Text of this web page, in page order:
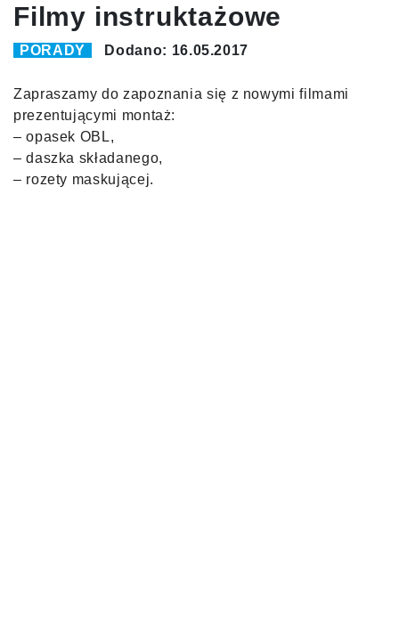
Filmy instruktażowe
PORADY Dodano: 16.05.2017
Zapraszamy do zapoznania się z nowymi filmami
prezentującymi montaż:
– opasek OBL,
– daszka składanego,
– rozety maskującej.